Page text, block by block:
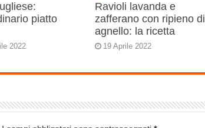
piatto
2022
Ravioli lavanda e
zafferano con ripieno di
agnello: la ricetta
19 Aprile 2022